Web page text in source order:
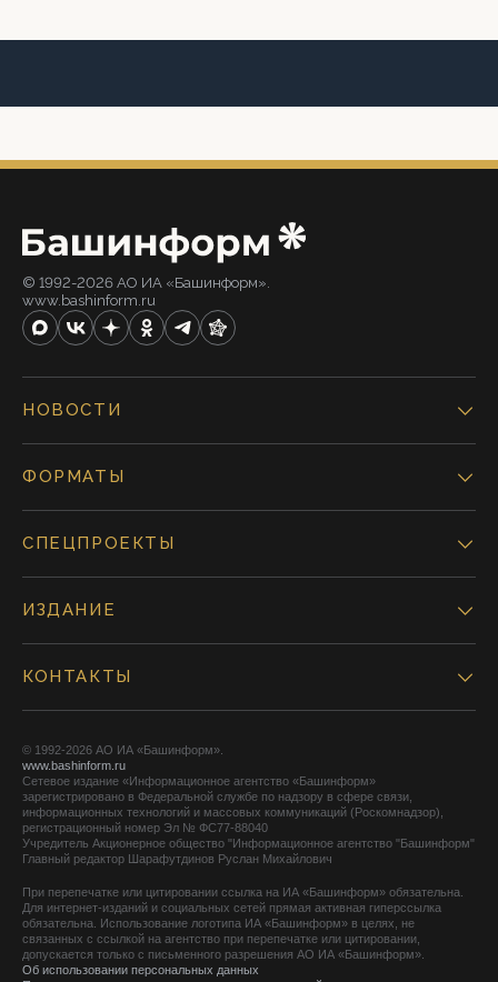
© 1992-2026 АО ИА «Башинформ».
www.bashinform.ru
НОВОСТИ
ФОРМАТЫ
СПЕЦПРОЕКТЫ
ИЗДАНИЕ
КОНТАКТЫ
© 1992-2026 АО ИА «Башинформ».
www.bashinform.ru
Сетевое издание «Информационное агентство «Башинформ»
зарегистрировано в Федеральной службе по надзору в сфере связи,
информационных технологий и массовых коммуникаций (Роскомнадзор),
регистрационный номер Эл № ФС77-88040
Учредитель Акционерное общество "Информационное агентство "Башинформ"
Главный редактор Шарафутдинов Руслан Михайлович
При перепечатке или цитировании ссылка на ИА «Башинформ» обязательна.
Для интернет-изданий и социальных сетей прямая активная гиперссылка
обязательна. Использование логотипа ИА «Башинформ» в целях, не
связанных с ссылкой на агентство при перепечатке или цитировании,
допускается только с письменного разрешения АО ИА «Башинформ».
Об использовании персональных данных